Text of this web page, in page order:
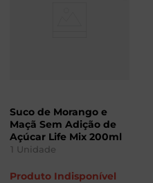
Produto Indisponível
Suco de Morango e
Maçã Sem Adição de
Açúcar Life Mix 200ml
1 Unidade